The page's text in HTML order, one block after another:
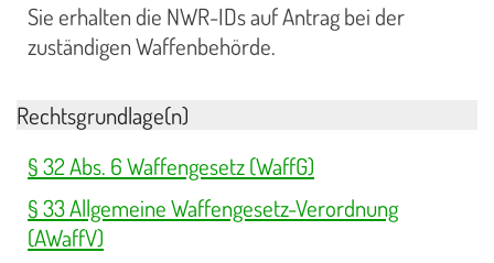
Sie erhalten die NWR-IDs auf Antrag bei der
zuständigen Waffenbehörde.
Rechtsgrundlage(n)
§ 32 Abs. 6 Waffengesetz (WaffG)
§ 33 Allgemeine Waffengesetz-Verordnung
(AWaffV)